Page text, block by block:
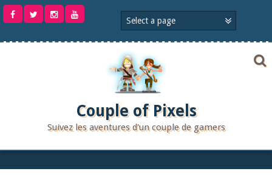
Aller
Couple of Pixels
Suivez les aventures d'un couple de gamers